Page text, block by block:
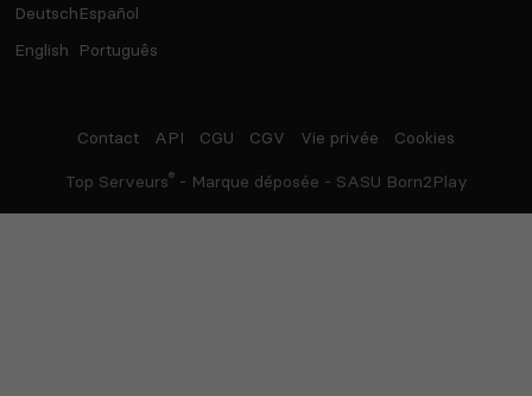
Deutsch
English
Español
Português
Contact API CGU CGV Vie privée Cookies
Top Serveurs®- Marque déposée - SASU Born2Play